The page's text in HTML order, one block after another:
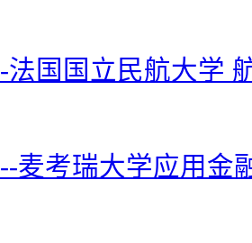
法国国立民航大学
麦考瑞大学应用金